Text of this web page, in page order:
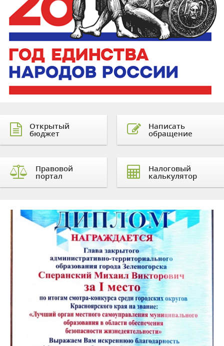
Открытый
бюджет
Правовой
портал
Написать
обращение
Налоговый
калькулятор